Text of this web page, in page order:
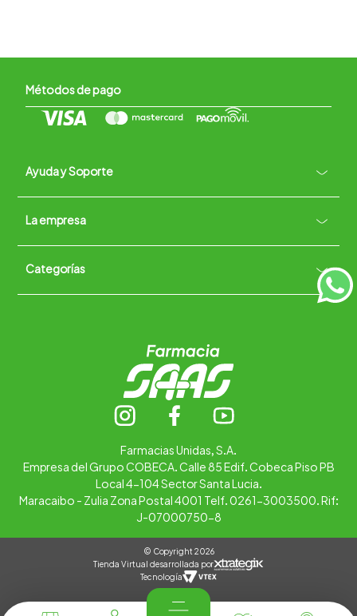
Métodos de pago
Ayuda y Soporte +
Contacto vía WhatsApp
Términos y condiciones
La empresa +
Quiénes somos
Trabaja con nosotros
Categorías +
Farmacias Unidas, S.A.
Empresa del Grupo COBECA. Calle 85 Edif. Cobeca Piso PB
Local 4-104 Sector Santa Lucia.
Maracaibo - Zulia Zona Postal 4001 Telf. 0261-3003500. Rif:
J-07000750-8
© Copyright 2026
Tienda Virtual desarrollada por
Tecnología